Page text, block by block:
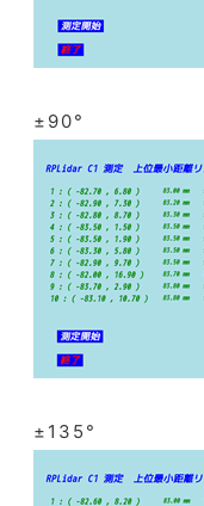
±90°
±135°